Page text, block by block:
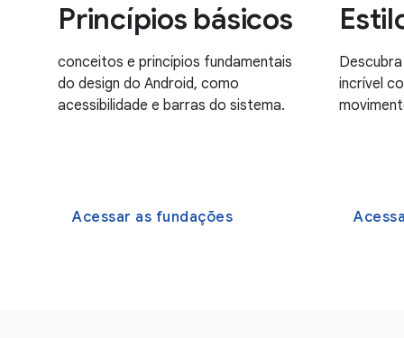
Princípios básicos
conceitos e princípios fundamentais
do design do Android, como
acessibilidade e barras do sistema.
Acessar as fundações
incrível